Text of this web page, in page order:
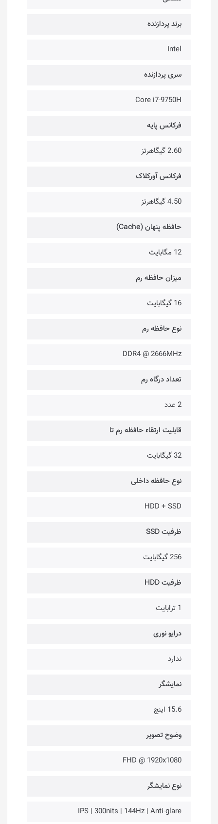
برند پردازنده
Intel
سری پردازنده
Core i7-9750H
فرکانس پایه
2.60 گیگاهرتز
فرکانس آورکلاک
4.50 گیگاهرتز
حافظه پنهان (Cache)
12 مگابایت
میزان حافظه رم
16 گیگابایت
نوع حافظه رم
DDR4 @ 2666MHz
تعداد درگاه رم
2 عدد
قابلیت ارتقاء حافظه رم تا
32 گیگابایت
نوع حافظه داخلی
HDD + SSD
ظرفیت SSD
256 گیگابایت
ظرفیت HDD
1 ترابایت
درایو نوری
ندارد
نمایشگر
15.6 اینچ
وضوح تصویر
FHD @ 1920x1080
نوع نمایشگر
IPS | 300nits | 144Hz | Anti-glare